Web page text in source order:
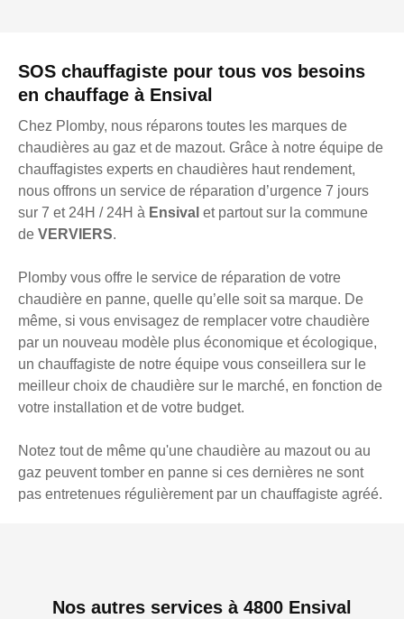
SOS chauffagiste pour tous vos besoins
en chauffage à Ensival
Chez Plomby, nous réparons toutes les marques de
chaudières au gaz et de mazout. Grâce à notre équipe de
chauffagistes experts en chaudières haut rendement,
nous offrons un service de réparation d’urgence 7 jours
sur 7 et 24H / 24H à Ensival et partout sur la commune
de VERVIERS.
Plomby vous offre le service de réparation de votre
chaudière en panne, quelle qu’elle soit sa marque. De
même, si vous envisagez de remplacer votre chaudière
par un nouveau modèle plus économique et écologique,
un chauffagiste de notre équipe vous conseillera sur le
meilleur choix de chaudière sur le marché, en fonction de
votre installation et de votre budget.
Notez tout de même qu'une chaudière au mazout ou au
gaz peuvent tomber en panne si ces dernières ne sont
pas entretenues régulièrement par un chauffagiste agréé.
Nos autres services à 4800 Ensival